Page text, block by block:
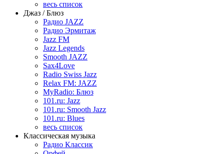
весь список
Джаз / Блюз
Радио JAZZ
Радио Эрмитаж
Jazz FM
Jazz Legends
Smooth JAZZ
Sax4Love
Radio Swiss Jazz
Relax FM: JAZZ
MyRadio: Блюз
101.ru: Jazz
101.ru: Smooth Jazz
101.ru: Blues
весь список
Классическая музыка
Радио Классик